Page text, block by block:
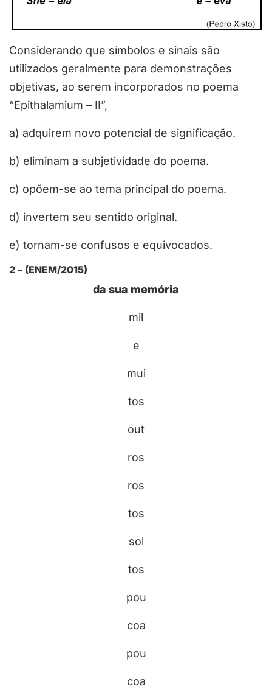
Considerando que símbolos e sinais são
utilizados geralmente para demonstrações
objetivas, ao serem incorporados no poema
“Epithalamium – II”,
a) adquirem novo potencial de significação.
b) eliminam a subjetividade do poema.
c) opõem-se ao tema principal do poema.
d) invertem seu sentido original.
e) tornam-se confusos e equivocados.
2 – (ENEM/2015)
da sua memória
mil
e
mui
tos
out
ros
ros
tos
sol
tos
pou
coa
pou
coa